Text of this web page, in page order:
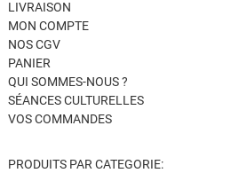
LIVRAISON
MON COMPTE
NOS CGV
PANIER
QUI SOMMES-NOUS ?
SÉANCES CULTURELLES
VOS COMMANDES
PRODUITS PAR CATEGORIE: